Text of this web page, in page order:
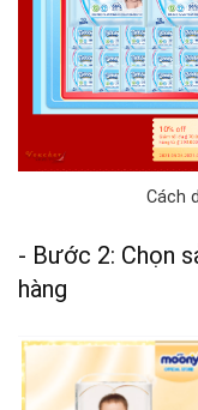
Cách
- Bước 2: Chọn
hàng